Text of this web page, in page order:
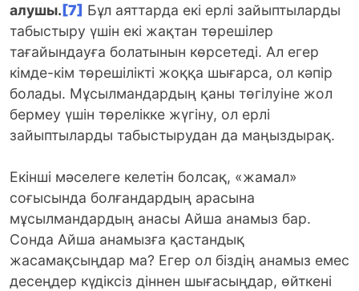
алушы. [7] Бұл аяттарда екі ерлі зайыптыларды
табыстыру үшін екі жақтан төрешілер
тағайындауға болатынын көрсетеді. Ал егер
кімде-кім төрешілікті жоққа шығарса, ол кәпір
болады. Мұсылмандардың қаны төгілуіне жол
бермеу үшін төрелікке жүгіну, ол ерлі
зайыптыларды табыстырудан да маңыздырақ.
Екінші мәселеге келетін болсақ, «жамал»
соғысында болғандардың арасына
мұсылмандардың анасы Айша анамыз бар.
Сонда Айша анамызға қастандық
жасамақсыңдар ма? Егер ол біздің анамыз емес
десеңдер күдіксіз діннен шығасыңдар, өйткені